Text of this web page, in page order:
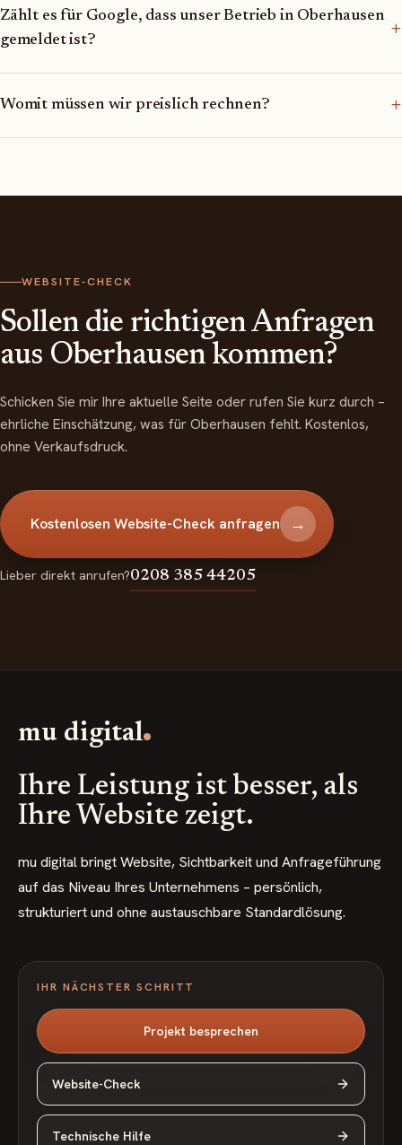
Zählt es für Google, dass unser Betrieb in Oberhausen
gemeldet ist?
+
Womit müssen wir preislich rechnen? +
WEBSITE-CHECK
Sollen die richtigen Anfragen
aus Oberhausen kommen?
Schicken Sie mir Ihre aktuelle Seite oder rufen Sie kurz durch –
ehrliche Einschätzung, was für Oberhausen fehlt. Kostenlos,
ohne Verkaufsdruck.
Kostenlosen Website-Check anfragen →
Lieber direkt anrufen?0208 385 44205
mu digital
Ihre Leistung ist besser, als
Ihre Website zeigt.
mu digital bringt Website, Sichtbarkeit und Anfrageführung
auf das Niveau Ihres Unternehmens – persönlich,
strukturiert und ohne austauschbare Standardlösung.
IHR NÄCHSTER SCHRITT
Projekt besprechen
Website-Check
Technische Hilfe